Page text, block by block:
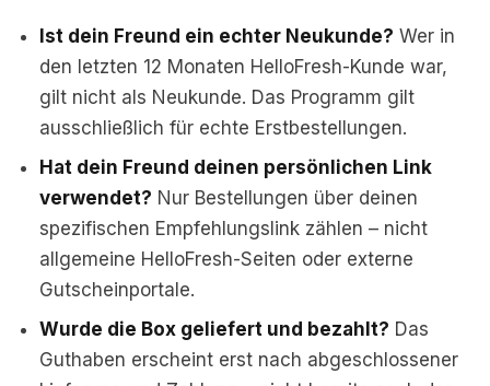
Ist dein Freund ein echter Neukunde? Wer in
den letzten 12 Monaten HelloFresh-Kunde war,
gilt nicht als Neukunde. Das Programm gilt
ausschließlich für echte Erstbestellungen.
Hat dein Freund deinen persönlichen Link
verwendet? Nur Bestellungen über deinen
spezifischen Empfehlungslink zählen – nicht
allgemeine HelloFresh-Seiten oder externe
Gutscheinportale.
Wurde die Box geliefert und bezahlt? Das
Guthaben erscheint erst nach abgeschlossener